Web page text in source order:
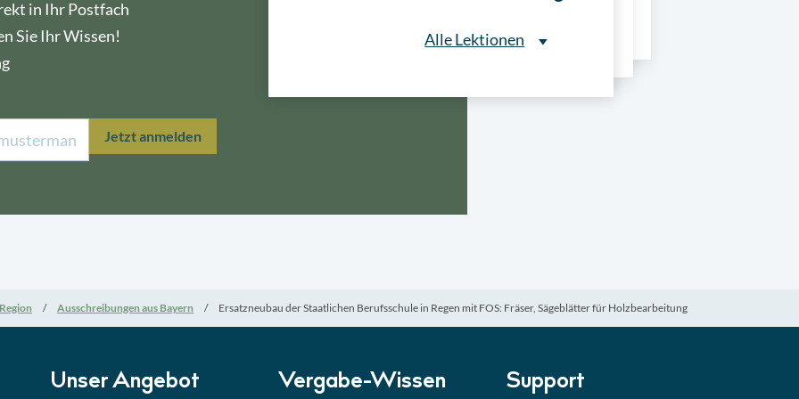
in Ihr Postfach
Sie Ihr Wissen!
Jetzt anmelden
Alle Lektionen
Alle Lektionen
Lektion 5 Eignung im Vergabeverfahren► 3:18 Min
Lektion 6 Abgabe von Angeboten Lektion
Region Ausschreibungen aus Bayern Ersatzneubau der Staatlichen Berufsschule in Regen mit FOS: Fräser, Sägeblätter für Holzbearbeitung
Unser Angebot Vergabe-Wissen Support